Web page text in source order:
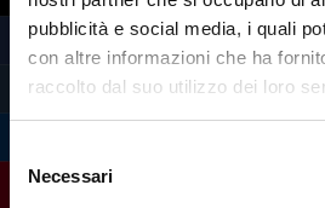
pubblicità e social media, i quali
con altre informazioni che ha
raccolto dal suo utilizzo dei loro
delNecessari